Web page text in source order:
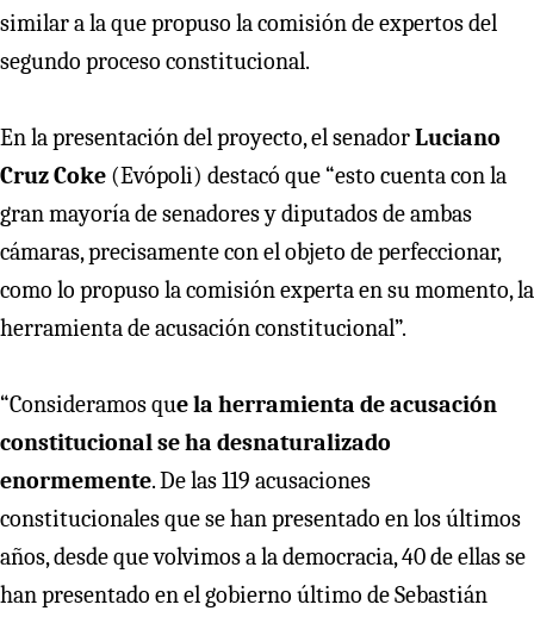
similar a la que propuso la comisión de expertos del
segundo proceso constitucional.
En la presentación del proyecto, el senadorLuciano
Cruz Coke (Evópoli) destacó que “esto cuenta con la
gran mayoría de senadores y diputados de ambas
cámaras, precisamente con el objeto de perfeccionar,
como lo propuso la comisión experta en su momento, la
herramienta de acusación constitucional”.
“Consideramos que la herramienta de acusación
constitucional se ha desnaturalizado
enormemente. De las 119 acusaciones
constitucionales que se han presentado en los últimos
años, desde que volvimos a la democracia, 40 de ellas se
han presentado en el gobierno último de Sebastián